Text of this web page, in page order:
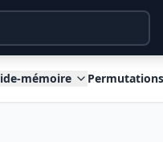
mémoire Permutations